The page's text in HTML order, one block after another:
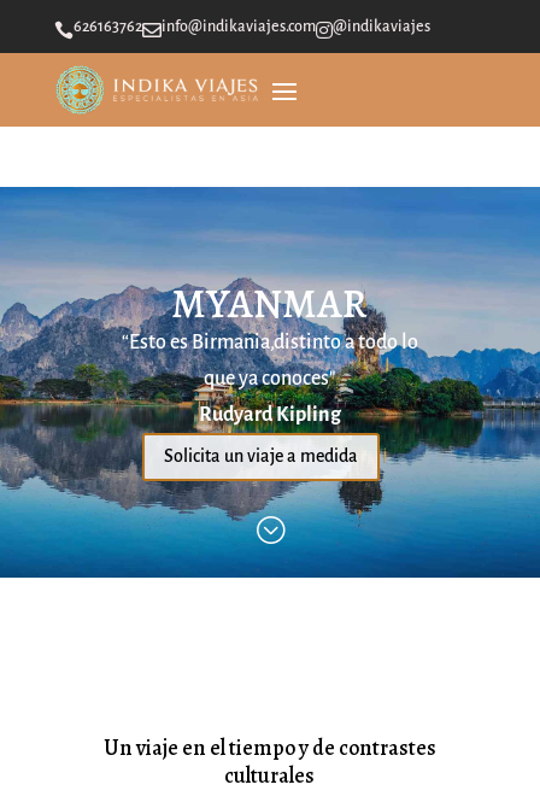
626163762info@indikaviajes.com@indikaviajes
MYANMAR
“Esto es Birmania,distinto a todo lo
que ya conoces"
Rudyard Kipling
Solicita un viaje a medida
;
Un viaje en el tiempo y de contrastes
culturales